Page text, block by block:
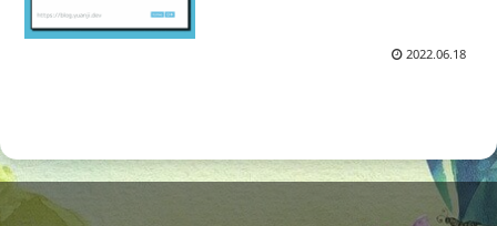
2022.06.18